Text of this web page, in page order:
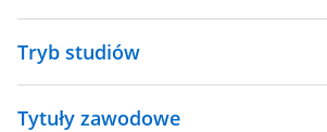
Tryb studiów
Tytuły zawodowe